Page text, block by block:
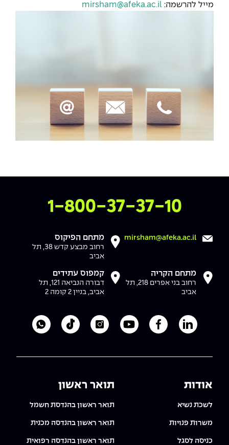
מייל להרשמה: mirsham@afeka.ac.il
צרו איתנו קשר
1-800-37-37-10
mirsham@afeka.ac.il מתחם הפיקוס
רחוב מבצע קדש 38, תל
אביב
מתחם הקריה
רחוב בני אפרים 218, תל
אביב
קמפוס עתידים
דבורה הנביאה 121, תל
אביב, בניין 2 קומה 2
לעמוד הלינקדאין של מכללת אפקה
לעמוד הפייסבוק של מכללת אפקה
לעמוד היוטיוב של מכללת אפקה
לעמוד האינסטגרם של
לעמוד הטיקטוק
אודות
לשכת נשיא
משרות פנויות
כניסה לסגל
תואר ראשון
תואר ראשון בהנדסת חשמל
תואר ראשון בהנדסה מכנית
תואר ראשון בהנדסה רפואית